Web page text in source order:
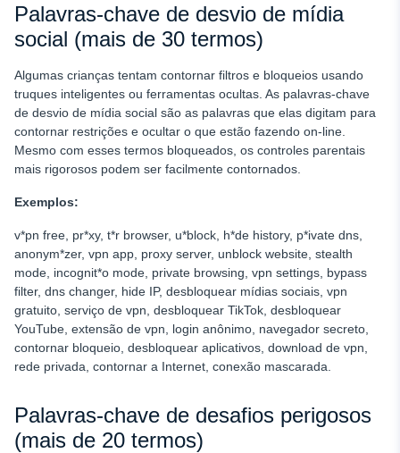
Palavras-chave de desvio de mídia
social (mais de 30 termos)
Algumas crianças tentam contornar filtros e bloqueios usando
truques inteligentes ou ferramentas ocultas. As palavras-chave
de desvio de mídia social são as palavras que elas digitam para
contornar restrições e ocultar o que estão fazendo on-line.
Mesmo com esses termos bloqueados, os controles parentais
mais rigorosos podem ser facilmente contornados.
Exemplos:
v*pn free, pr*xy, t*r browser, u*block, h*de history, p*ivate dns,
anonym*zer, vpn app, proxy server, unblock website, stealth
mode, incognit*o mode, private browsing, vpn settings, bypass
filter, dns changer, hide IP, desbloquear mídias sociais, vpn
gratuito, serviço de vpn, desbloquear TikTok, desbloquear
YouTube, extensão de vpn, login anônimo, navegador secreto,
contornar bloqueio, desbloquear aplicativos, download de vpn,
rede privada, contornar a Internet, conexão mascarada.
Palavras-chave de desafios perigosos
(mais de 20 termos)